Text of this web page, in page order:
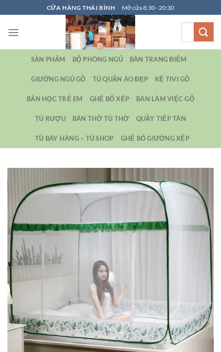
qua
nội
CỬA HÀNG THÁI BÌNH Mở cửa 8:30 - 20:30
SẢN PHẨM BỘ PHÒNG NGỦ BÀN TRANG ĐIỂM
GIƯỜNG NGỦ GỖ TỦ QUẦN ÁO ĐẸP KỆ TIVI GỖ
BẢN HỌC TRẺ EM GHẾ BỐ XẾP BÀN LÀM VIỆC GỖ
TỦ RƯỢU BÀN THỜ TỦ THỜ QUẦY TIẾP TÂN
TỦ BÀY HÀNG – TỦ SHOP GHẾ BỐ GIƯỜNG XẾP